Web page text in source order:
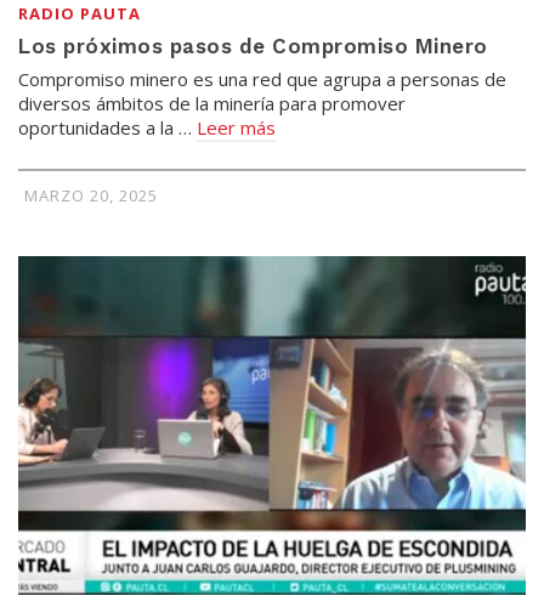
RADIO PAUTA
Los próximos pasos de Compromiso Minero
Compromiso minero es una red que agrupa a personas de
diversos ámbitos de la minería para promover
oportunidades a la … Leer más
MARZO 20, 2025